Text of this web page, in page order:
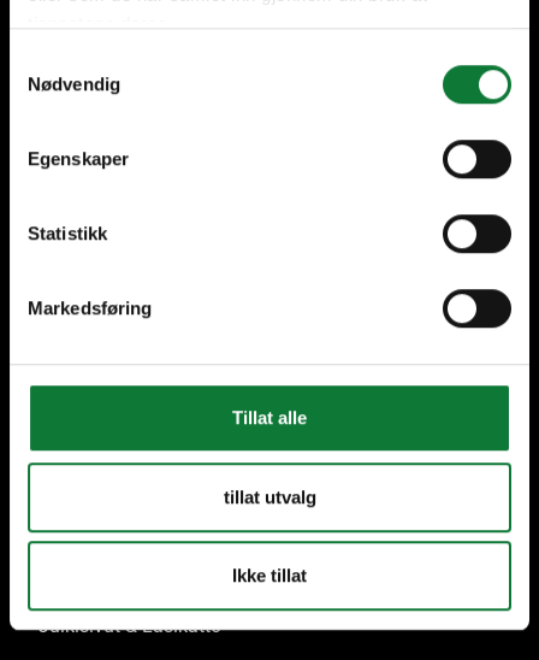
tjenestene deres.
Nødvendig
Egenskaper
Statistikk
Markedsføring
Tillat alle
tillat utvalg
Ikke tillat
+60 vuoden kokemus
Kansainvälinen läsnäolo,
Korkea laatu
Ratkaisumme
Ovet & Lasirakenne
Julkisivut & Lasikatto